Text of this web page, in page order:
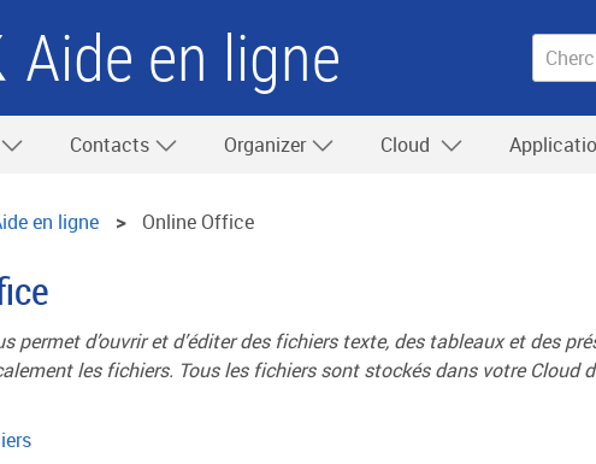
Aide en ligne
Contacts Organizer Cloud
en ligne Online Office
permet d’ouvrir et d’éditer des fichiers texte, des tableaux et des
les fichiers. Tous les fichiers sont stockés dans votre Cloud